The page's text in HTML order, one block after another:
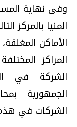
وفى نهاية
المنيا بالمركز
الأماكن
المراكز
الشركة في
الجمهورية
الشركات في